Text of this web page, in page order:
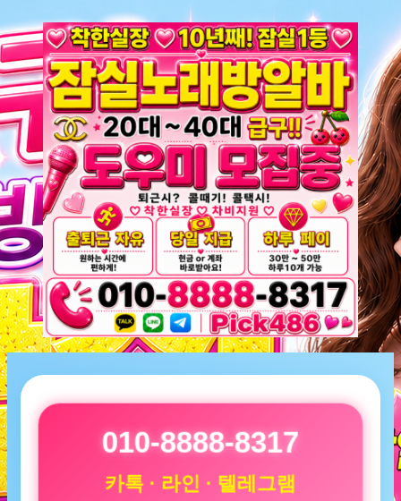
010-8888-8317
카톡 · 라인 · 텔레그램